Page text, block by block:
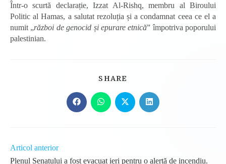
Într-o scurtă declarație, Izzat Al-Rishq, membru al Biroului
Politic al Hamas, a salutat rezoluția și a condamnat ceea ce el a
numit „război de genocid și epurare etnică” împotriva poporului
palestinian.
SHARE
CONTENT
Opens
in
Opens
in
Opens
in
Opens
in
Read
more
Articol anterior
Plenul Senatului a fost evacuat ieri pentru o alertă de incendiu.